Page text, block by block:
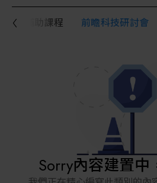
政府補助課程 前瞻科技研討會
Sorry內容建置中
課程研討
線上課程專區
解決方案
封測/測試設備
關鍵模組/設備零組件材